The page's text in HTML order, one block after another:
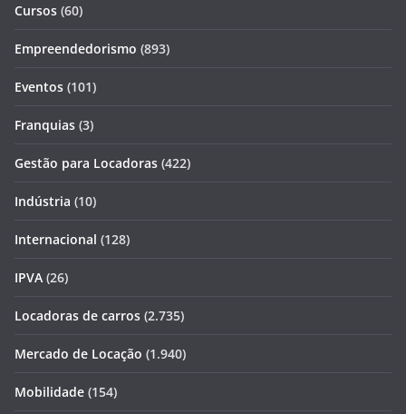
Cursos (60)
Empreendedorismo (893)
Eventos (101)
Franquias (3)
Gestão para Locadoras (422)
Indústria (10)
Internacional (128)
IPVA (26)
Locadoras de carros (2.735)
Mercado de Locação (1.940)
Mobilidade (154)